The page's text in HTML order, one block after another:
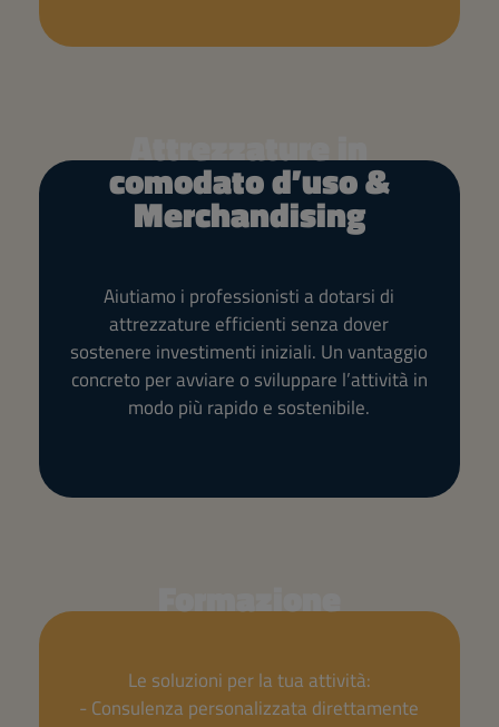
Attrezzature in
comodato d’uso &
Merchandising
Aiutiamo i professionisti a dotarsi di
attrezzature efficienti senza dover
sostenere investimenti iniziali. Un vantaggio
concreto per avviare o sviluppare l’attività in
modo più rapido e sostenibile.
Formazione
Le soluzioni per la tua attività:
- Consulenza personalizzata direttamente